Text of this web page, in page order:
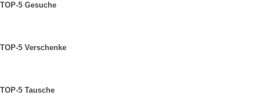
TOP-5 Gesuche
TOP-5 Verschenke
TOP-5 Tausche